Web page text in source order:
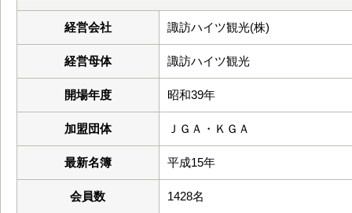
経営会社 諏訪ハイツ観光(株)
経営母体 諏訪ハイツ観光
開場年度 昭和39年
加盟団体 ＪＧＡ・ＫＧＡ
最新名簿 平成15年
会員数 1428名